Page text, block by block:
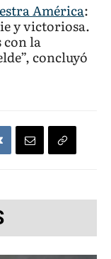
América:
y victoriosa.
con la
concluyó